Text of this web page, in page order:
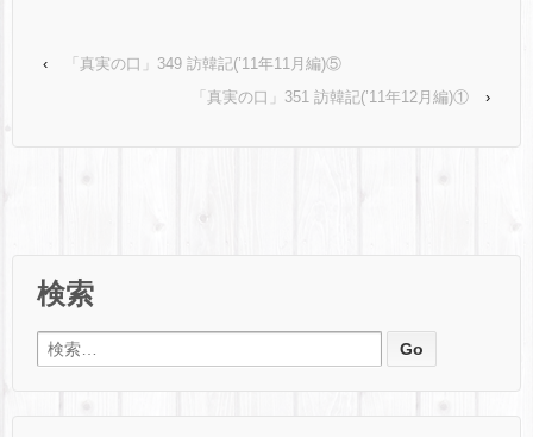
‹
「真実の口」349 訪韓記(’11年11月編)⑤
「真実の口」351 訪韓記(’11年12月編)①
›
検索
検索: